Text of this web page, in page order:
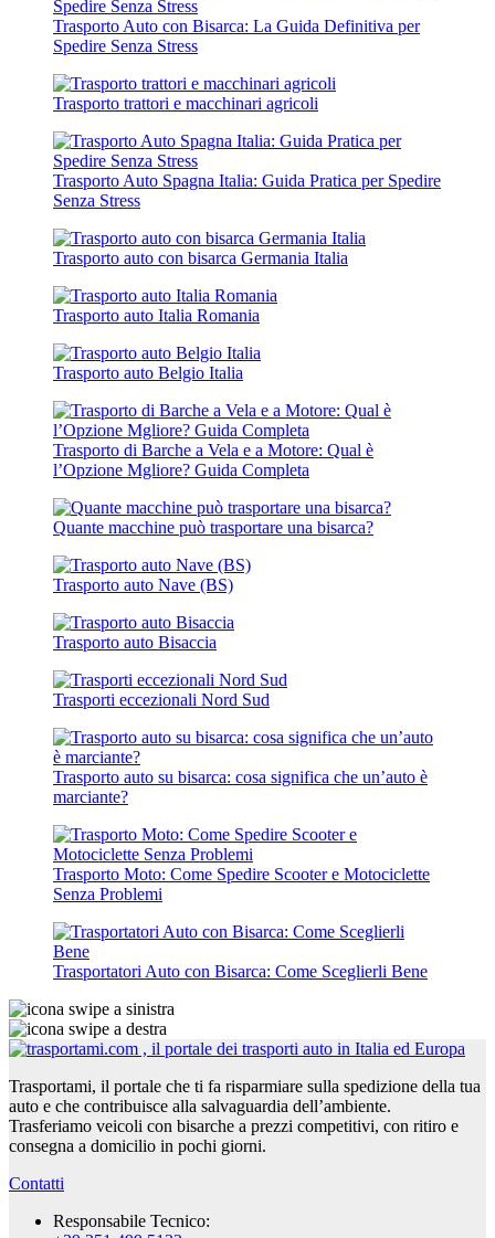
Trasporto Auto con Bisarca: La Guida Definitiva per
Spedire Senza Stress
Trasporto trattori e macchinari agricoli
Trasporto Auto Spagna Italia: Guida Pratica per Spedire
Senza Stress
Trasporto auto con bisarca Germania Italia
Trasporto auto Italia Romania
Trasporto auto Belgio Italia
Trasporto di Barche a Vela e a Motore: Qual è
l’Opzione Mgliore? Guida Completa
Quante macchine può trasportare una bisarca?
Trasporto auto Nave (BS)
Trasporto auto Bisaccia
Trasporti eccezionali Nord Sud
Trasporto auto su bisarca: cosa significa che un’auto è
marciante?
Trasporto Moto: Come Spedire Scooter e Motociclette
Senza Problemi
Trasportatori Auto con Bisarca: Come Sceglierli Bene
Trasportami, il portale che ti fa risparmiare sulla spedizione della tua
auto e che contribuisce alla salvaguardia dell’ambiente.
Trasferiamo veicoli con bisarche a prezzi competitivi, con ritiro e
consegna a domicilio in pochi giorni.
Contatti
Responsabile Tecnico: